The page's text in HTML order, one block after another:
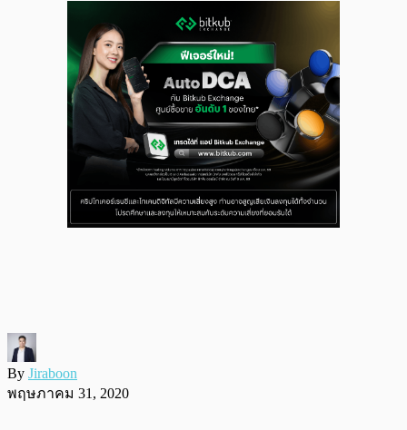
By Jiraboon
พฤษภาคม 31, 2020